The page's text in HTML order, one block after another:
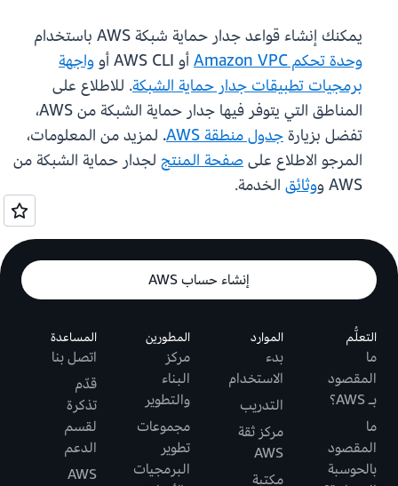
يمكنك إنشاء قواعد جدار حماية شبكة AWS باستخدام
وحدة تحكم Amazon VPC
أو AWS CLI أو
واجهة
برمجيات تطبيقات جدار حماية الشبكة. للاطلاع على
المناطق التي يتوفر فيها جدار حماية الشبكة من AWS،
تفضل بزيارةجدول منطقة AWS
. لمزيد من المعلومات،
المرجو الاطلاع علىصفحة المنتج لجدار حماية الشبكة من
AWS و وثائق الخدمة.
إنشاء حساب AWS
التعلُّم
ما
المقصود
بـ AWS؟
ما
المقصود
بالحوسبة
الموارد
بدء
الاستخدام
التدريب
مركز ثقة
AWS
مكتبة
المطورين
مركز
البناء
والتطوير
مجموعات
تطوير
البرمجيات
المساعدة
اتصل بنا
قدّم
تذكرة
لقسم
الدعم
AWS